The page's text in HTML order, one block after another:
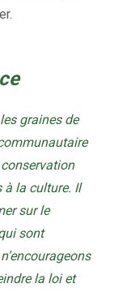
graines de
à la culture. Il
sur le
sont
la loi et